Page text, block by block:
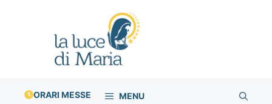
ORARI MESSE MENU